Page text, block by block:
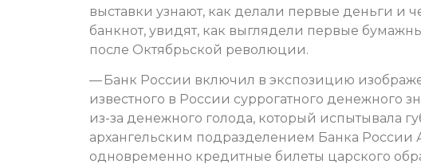
выставки узнают, как делали первые деньги и
банкнот, увидят, как выглядели первые
после Октябрьской революции.
— Банк России включил в экспозицию
известного в России суррогатного денежного
из-за денежного голода, который испытывала
архангельским подразделением Банка России
одновременно кредитные билеты царского